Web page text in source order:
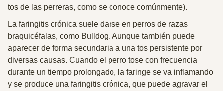
tos de las perreras, como se conoce comúnmente).
La faringitis crónica suele darse en perros de razas
braquicéfalas, como Bulldog. Aunque también puede
aparecer de forma secundaria a una tos persistente por
diversas causas. Cuando el perro tose con frecuencia
durante un tiempo prolongado, la faringe se va inflamando
y se produce una faringitis crónica, que puede agravar el